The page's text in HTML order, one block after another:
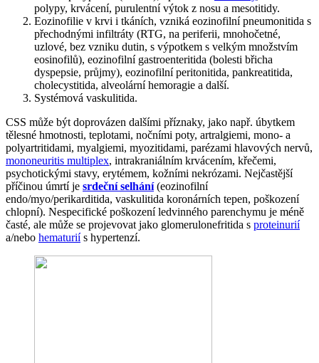
polypy, krvácení, purulentní výtok z nosu a mesotitidy.
Eozinofilie v krvi i tkáních, vzniká eozinofilní pneumonitida s
přechodnými infiltráty (RTG, na periferii, mnohočetné,
uzlové, bez vzniku dutin, s výpotkem s velkým množstvím
eosinofilů), eozinofilní gastroenteritida (bolesti břicha
dyspepsie, průjmy), eozinofilní peritonitida, pankreatitida,
cholecystitida, alveolární hemoragie a další.
Systémová vaskulitida.
CSS může být doprovázen dalšími příznaky, jako např. úbytkem
tělesné hmotnosti, teplotami, nočními poty, artralgiemi, mono- a
polyartritidami, myalgiemi, myozitidami, parézami hlavových nervů,
mononeuritis multiplex, intrakraniálním krvácením, křečemi,
psychotickými stavy, erytémem, kožními nekrózami. Nejčastější
příčinou úmrtí je srdeční selhání(eozinofilní
endo/myo/perikarditida, vaskulitida koronárních tepen, poškození
chlopní). Nespecifické poškození ledvinného parenchymu je méně
časté, ale může se projevovat jako glomerulonefritida s proteinurií
a/nebo hematuriís hypertenzí.